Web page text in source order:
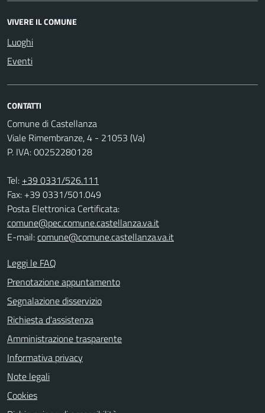
VIVERE IL COMUNE
Luoghi
Eventi
CONTATTI
Comune di Castellanza
Viale Rimembranze, 4 - 21053 (Va)
P. IVA: 00252280128
Tel: +39 0331/526.111
Fax: +39 0331/501.049
Posta Elettronica Certificata:
comune@pec.comune.castellanza.va.it
E-mail:comune@comune.castellanza.va.it
Leggi le FAQ
Prenotazione appuntamento
Segnalazione disservizio
Richiesta d'assistenza
Amministrazione trasparente
Informativa privacy
Note legali
Cookies